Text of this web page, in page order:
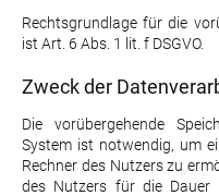
Rechtsgrundlage für die
ist Art. 6 Abs. 1 lit. f DSGVO.
Zweck der
Die vorübergehende
System ist notwendig, um
Rechner des Nutzers zu
des Nutzers für die Dauer